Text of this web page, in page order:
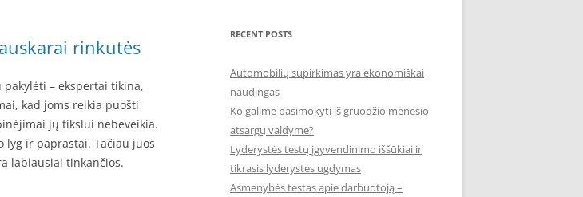
rinkutės
– ekspertai tikina,
kad joms reikia puošti
jų tikslui nebeveikia.
lyg ir paprastai. Tačiau juos
labiausiai tinkančios.
RECENT POSTS
Automobilių supirkimas yra ekonomiškai
naudingas
Ko galime pasimokyti iš gruodžio mėnesio
atsargų valdyme?
Lyderystės testų įgyvendinimo iššūkiai ir
tikrasis lyderystės ugdymas
Asmenybės testas apie darbuotoją –